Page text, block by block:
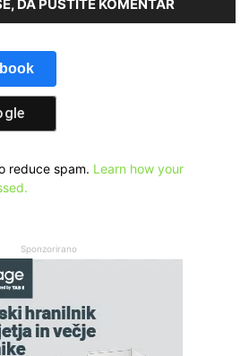
DA PUSTITE KOMENTAR
reduce spam. Learn how your
Sponzorirano